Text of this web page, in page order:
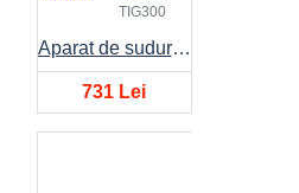
TIG300
Aparat de sudura BISONTE TIG-300 15A-300A 400V
731 Lei